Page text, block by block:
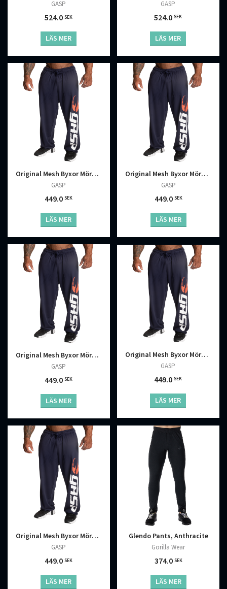
GASP
524.0SEK
LÄS MER
GASP
524.0SEK
LÄS MER
Original Mesh Byxor Mörkblå
GASP
449.0SEK
LÄS MER
Original Mesh Byxor Mörkblå
GASP
449.0 SEK
LÄS MER
Original Mesh Byxor Mörkblå
GASP
449.0SEK
LÄS MER
Original Mesh Byxor Mörkblå
GASP
449.0SEK
LÄS MER
Original Mesh Byxor Mörkblå
GASP
449.0SEK
LÄS MER
Glendo Pants, Anthracite
Gorilla Wear
374.0 SEK
LÄS MER